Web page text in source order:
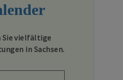
Sie vielfältige
in Sachsen.